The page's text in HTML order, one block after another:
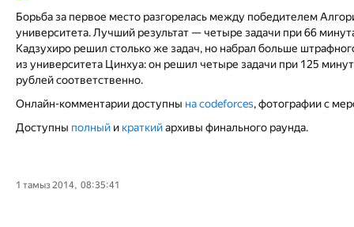
Борьба за первое место разгорелась между победителем
университета. Лучший результат — четыре задачи при 66
Кадзухиро решил столько же задач, но набрал больше
из университета Цинхуа: он решил четыре задачи при 125
рублей соответственно.
Онлайн-комментарии доступны на codeforces, фотографии с
Доступны полный и краткийархивы финального раунда.
1 тамыз 2014, 08:35:41